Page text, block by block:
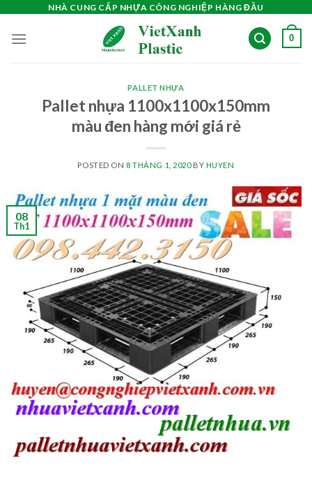
content
NHÀ CUNG CẤP NHỰA CÔNG NGHIỆP HÀNG ĐẦU
0
PALLET NHỰA
Pallet nhựa 1100x1100x150mm
màu đen hàng mới giá rẻ
POSTED ON 8 THÁNG 1, 2020BY HUYEN
08
Th1